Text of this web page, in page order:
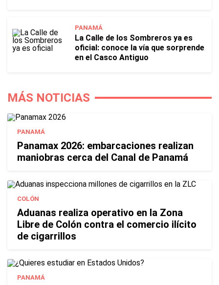
PANAMÁ
La Calle de los Sombreros ya es
oficial: conoce la vía que sorprende
en el Casco Antiguo
MÁS NOTICIAS
PANAMÁ
Panamax 2026: embarcaciones realizan
maniobras cerca del Canal de Panamá
COLÓN
Aduanas realiza operativo en la Zona
Libre de Colón contra el comercio ilícito
de cigarrillos
PANAMÁ